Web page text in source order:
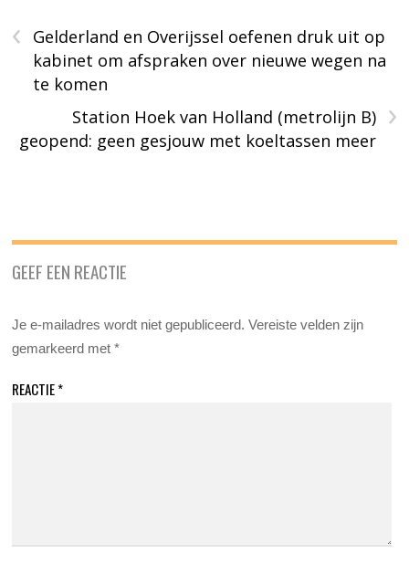
‹
Gelderland en Overijssel oefenen druk uit op
kabinet om afspraken over nieuwe wegen na
te komen
›
Station Hoek van Holland (metrolijn B)
geopend: geen gesjouw met koeltassen meer
GEEF EEN REACTIE
Je e-mailadres wordt niet gepubliceerd. Vereiste velden zijn
gemarkeerd met*
REACTIE*